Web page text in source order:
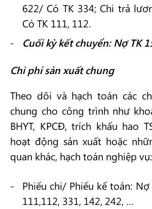
622/ Có TK 334; Chi trả
Có TK 111, 112.
Cuối kỳ kết chuyển: Nợ TK
Chi phí sản xuất chung
Theo dõi và hạch toán các
chung cho công trình như
BHYT, KPCĐ, trích khấu hao
hoạt động sản xuất hoặc
quan khác, hạch toán nghiệp vụ:
Phiếu chi/ Phiếu kế toán: Nợ
111,112, 331, 142, 242, …